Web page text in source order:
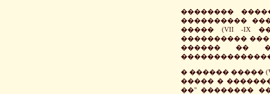
��������
����������
����� (VII -IX
����������
������ ��
� ������ �����
����� �
��" ��������